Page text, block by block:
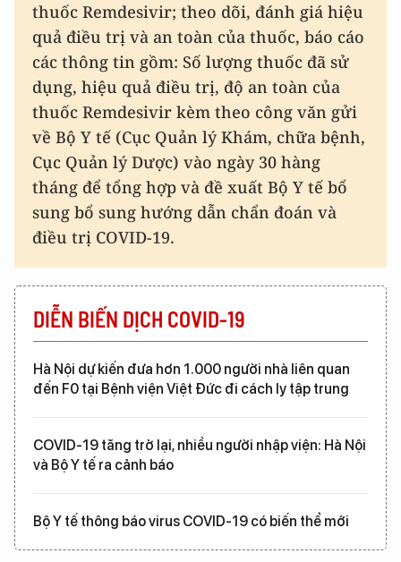
thuốc Remdesivir; theo dõi, đánh giá hiệu
quả điều trị và an toàn của thuốc, báo cáo
các thông tin gồm: Số lượng thuốc đã sử
dụng, hiệu quả điều trị, độ an toàn của
thuốc Remdesivir kèm theo công văn gửi
về Bộ Y tế (Cục Quản lý Khám, chữa bệnh,
Cục Quản lý Dược) vào ngày 30 hàng
tháng để tổng hợp và đề xuất Bộ Y tế bổ
sung bổ sung hướng dẫn chẩn đoán và
điều trị COVID-19.
DIỄN BIẾN DỊCH COVID-19
Hà Nội dự kiến đưa hơn 1.000 người nhà liên quan
đến F0 tại Bệnh viện Việt Đức đi cách ly tập trung
COVID-19 tăng trở lại, nhiều người nhập viện: Hà Nội
và Bộ Y tế ra cảnh báo
Bộ Y tế thông báo virus COVID-19 có biến thể mới